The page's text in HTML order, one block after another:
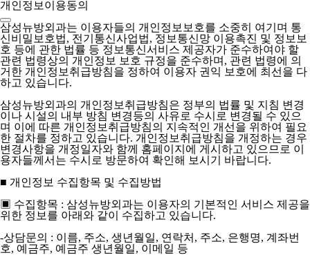
개인정보이용동의
삼성뉴방외과는 이용자들의 개인정보보호를 소중히 여기며 통
신비밀보호법, 전기통신사업법, 정보통신망 이용촉진 및 정보보
호 등에 관한 법률 등 정보통신서비스 제공자가 준수하여야 할
관련 법령상의 개인정보 보호 규정을 준수하며, 관련 법령에 의
거한 개인정보취급방침을 정하여 이용자 권익 보호에 최선을 다
하고 있습니다.
삼성뉴방외과의 개인정보취급방침은 정부의 법률 및 지침 변경
이나 시설의 내부 방침 변경등의 사유로 수시로 변경될 수 있으
며 이에 따른 개인정보취급방침의 지속적인 개선을 위하여 필요
한 절차를 정하고 있습니다. 개인정보취급방침을 개정하는 경우
변경사항을 개정일자와 함께 홈페이지에 게시하고 있으므로 이
용자들께서는 수시로 방문하여 확인해 보시기 바랍니다.
■ 개인정보 수집항목 및 수집방법
▣ 수집항목 : 삼성뉴방외과는 이용자의 기본적인 서비스 제공을
위한 정보를 아래와 같이 수집하고 있습니다.
-상담문의 : 이름, 주소, 생년월일, 연락처, 주소, 은행명, 계좌번
호, 예금주, 예금주 생년월일, 이메일 등